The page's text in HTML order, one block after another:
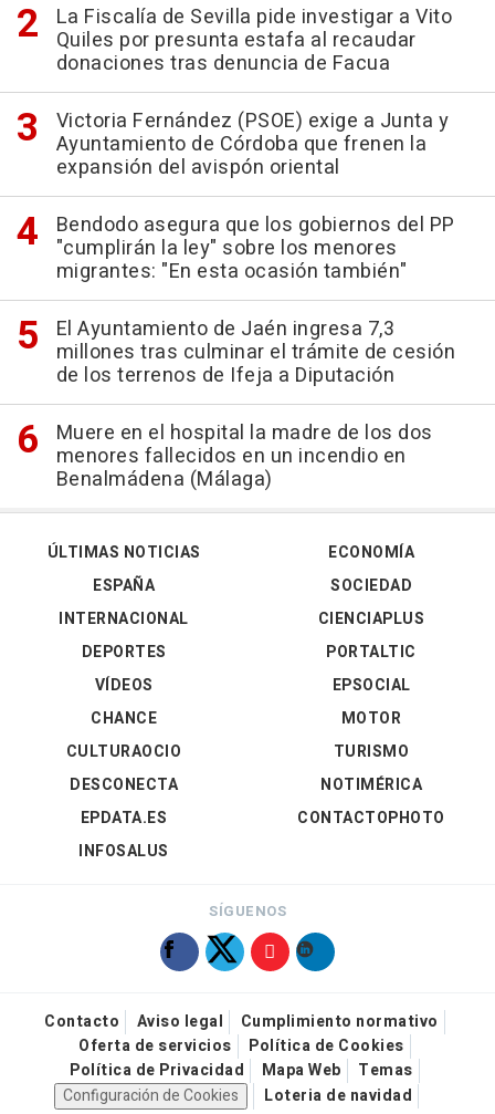
La Fiscalía de Sevilla pide investigar a Vito
Quiles por presunta estafa al recaudar
donaciones tras denuncia de Facua
Victoria Fernández (PSOE) exige a Junta y
Ayuntamiento de Córdoba que frenen la
expansión del avispón oriental
Bendodo asegura que los gobiernos del PP
"cumplirán la ley" sobre los menores
migrantes: "En esta ocasión también"
El Ayuntamiento de Jaén ingresa 7,3
millones tras culminar el trámite de cesión
de los terrenos de Ifeja a Diputación
Muere en el hospital la madre de los dos
menores fallecidos en un incendio en
Benalmádena (Málaga)
ÚLTIMAS NOTICIAS
ESPAÑA
INTERNACIONAL
DEPORTES
VÍDEOS
ECONOMÍA
SOCIEDAD
CIENCIAPLUS
PORTALTIC
EPSOCIAL
CHANCE
CULTURAOCIO
DESCONECTA
EPDATA.ES
INFOSALUS
MOTOR
TURISMO
NOTIMÉRICA
CONTACTOPHOTO
SÍGUENOS
Contacto Aviso legal
Cumplimiento normativo
Oferta de servicios
Política de Cookies
Política de Privacidad
Mapa Web
Temas
Configuración de Cookies
Loteria de navidad